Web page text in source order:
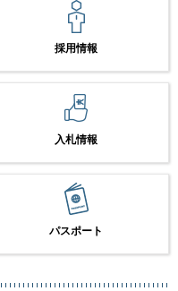
採用情報
入札情報
パスポート